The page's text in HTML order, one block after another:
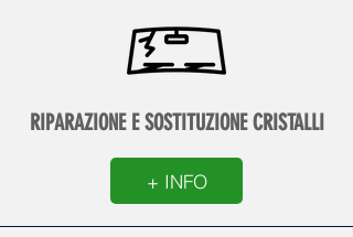
RIPARAZIONE E SOSTITUZIONE CRISTALLI
+ INFO